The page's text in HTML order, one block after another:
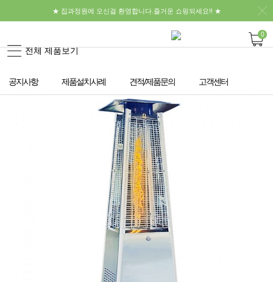
★ 집과정원에 오신걸 환영합니다.즐거운 쇼핑되세요!! ★
전체 제품보기
0
공지사항 제품설치사례 견적/제품문의 고객센터